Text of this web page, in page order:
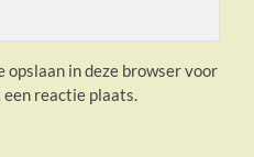
opslaan in deze browser voor
reactie plaats.